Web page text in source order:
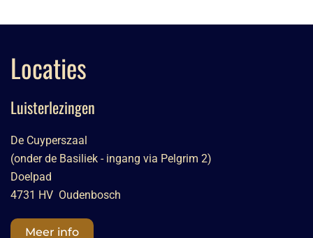
Locaties
Luisterlezingen
De Cuyperszaal
(onder de Basiliek - ingang via Pelgrim 2)
Doelpad
4731 HV Oudenbosch
Meer info